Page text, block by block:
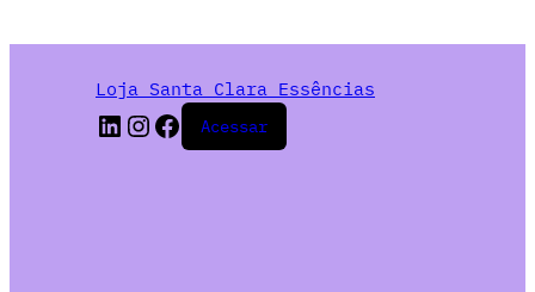
Loja Santa Clara Essências
Acessar